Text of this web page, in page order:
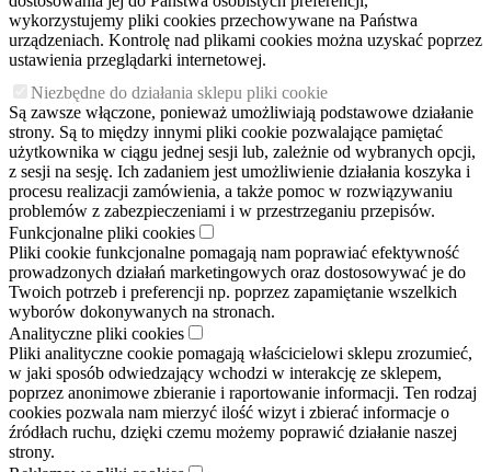
wykorzystujemy pliki cookies przechowywane na Państwa
urządzeniach. Kontrolę nad plikami cookies można uzyskać poprzez
ustawienia przeglądarki internetowej.
Niezbędne do działania sklepu pliki cookie
Są zawsze włączone, ponieważ umożliwiają podstawowe działanie
strony. Są to między innymi pliki cookie pozwalające pamiętać
użytkownika w ciągu jednej sesji lub, zależnie od wybranych opcji,
z sesji na sesję. Ich zadaniem jest umożliwienie działania koszyka i
procesu realizacji zamówienia, a także pomoc w rozwiązywaniu
problemów z zabezpieczeniami i w przestrzeganiu przepisów.
Funkcjonalne pliki cookies
Pliki cookie funkcjonalne pomagają nam poprawiać efektywność
prowadzonych działań marketingowych oraz dostosowywać je do
Twoich potrzeb i preferencji np. poprzez zapamiętanie wszelkich
wyborów dokonywanych na stronach.
Analityczne pliki cookies
Pliki analityczne cookie pomagają właścicielowi sklepu zrozumieć,
w jaki sposób odwiedzający wchodzi w interakcję ze sklepem,
poprzez anonimowe zbieranie i raportowanie informacji. Ten rodzaj
cookies pozwala nam mierzyć ilość wizyt i zbierać informacje o
źródłach ruchu, dzięki czemu możemy poprawić działanie naszej
strony.